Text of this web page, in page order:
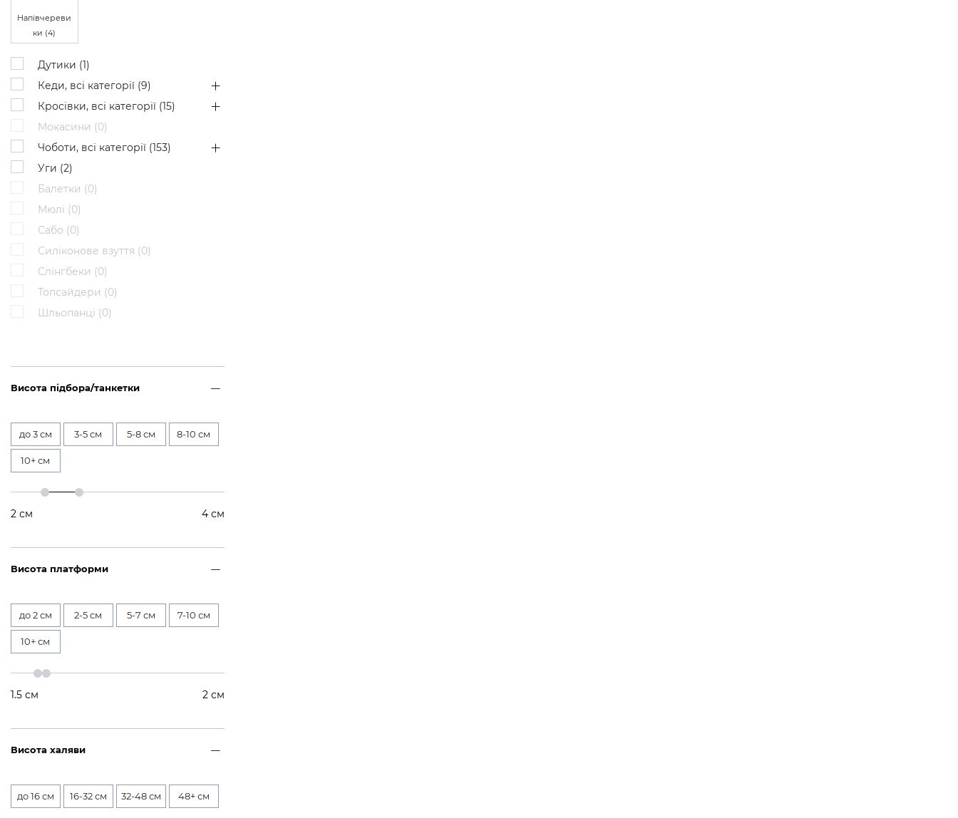
Напівчереви
ки (4)
Дутики (1)
Кеди, всі категорії (9)
Кросівки, всі категорії (15)
Мокасини (0)
Чоботи, всі категорії (153)
Уги (2)
Балетки (0)
Мюлі (0)
Сабо (0)
Силіконове взуття (0)
Слінгбеки (0)
Топсайдери (0)
Шльопанці (0)
Висота підбора/танкетки
до 3 см 3-5 см 5-8 см 8-10 см
10+ см
2 см 4 см
Висота платформи
до 2 см 2-5 см 5-7 см 7-10 см
10+ см
1.5 см 2 см
Висота халяви
до 16 см 16-32 см 32-48 см 48+ см